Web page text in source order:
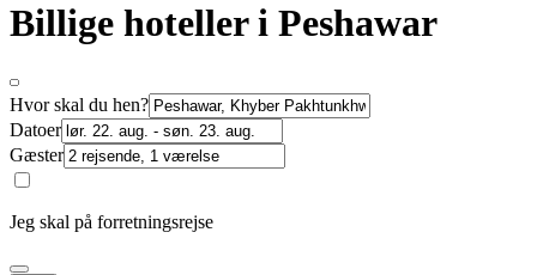
Billige hoteller i Peshawar
Hvor skal du hen?
Datoer
Gæster
Jeg skal på forretningsrejse